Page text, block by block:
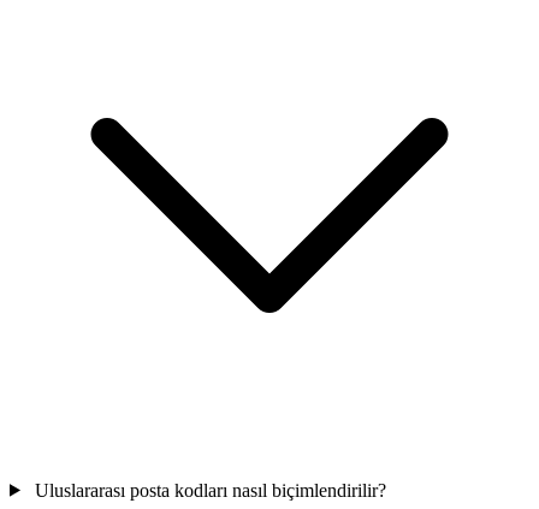
Uluslararası posta kodları nasıl biçimlendirilir?